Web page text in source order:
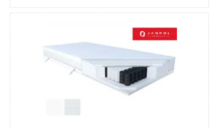
od
do
789 zł